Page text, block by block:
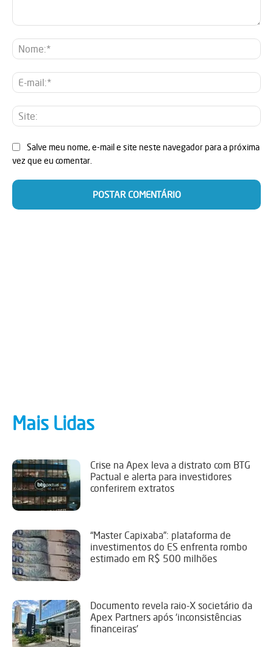
E-
Salve meu nome, e-mail e site neste navegador para a próxima
vez que eu comentar.
Mais Lidas
Crise na Apex leva a distrato com BTG
Pactual e alerta para investidores
conferirem extratos
“Master Capixaba”: plataforma de
investimentos do ES enfrenta rombo
estimado em R$ 500 milhões
Documento revela raio-X societário da
Apex Partners após ‘inconsistências
financeiras’